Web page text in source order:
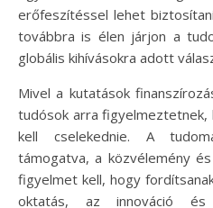
erőfeszítéssel lehet
továbbra is élen járjon a
globális kihívásokra adott
Mivel a kutatások
tudósok arra figyelmeztetnek,
kell cselekednie. A
támogatva, a közvélemény
figyelmet kell, hogy
oktatás, az innováció